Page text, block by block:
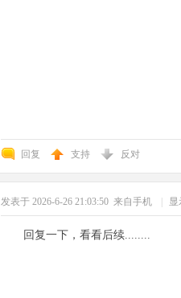
回复 支持 反对
发表于 2026-6-26 21:03:50 来自手机 显
回复一下，看看后续........